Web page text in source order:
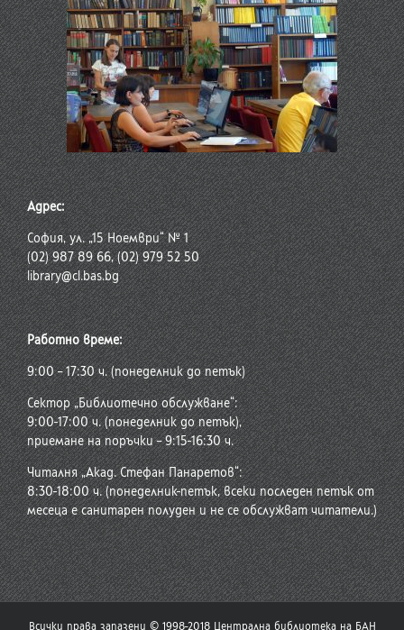
Адрес:
София, ул. „15 Ноември“ № 1
(02) 987 89 66, (02) 979 52 50
library@cl.bas.bg
Работно време:
9:00 – 17:30 ч. (понеделник до петък)
Сектор „Библиотечно обслужване“:
9:00-17:00 ч. (понеделник до петък),
приемане на поръчки – 9:15-16:30 ч.
Читалня „Акад. Стефан Панаретов“:
8:30-18:00 ч. (понеделник-петък, всеки последен петък от
месеца е санитарен полуден и не се обслужват читатели.)
Всички права запазени © 1998-2018 Централна библиотека на БАН